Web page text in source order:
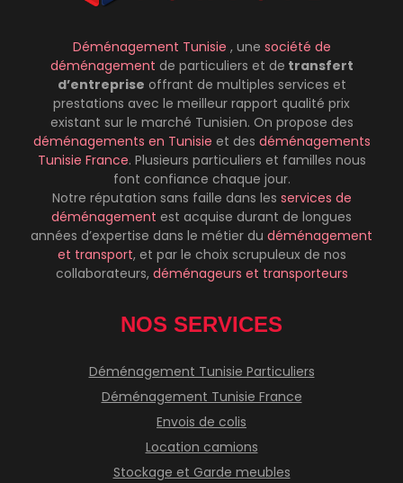
Déménagement Tunisie , une société de
déménagement de particuliers et de transfert
d’entreprise offrant de multiples services et
prestations avec le meilleur rapport qualité prix
existant sur le marché Tunisien. On propose des
déménagements en Tunisie et des déménagements
Tunisie France. Plusieurs particuliers et familles nous
font confiance chaque jour.
Notre réputation sans faille dans les services de
déménagement est acquise durant de longues
années d’expertise dans le métier du déménagement
et transport, et par le choix scrupuleux de nos
collaborateurs, déménageurs et transporteurs
NOS SERVICES
Déménagement Tunisie Particuliers
Déménagement Tunisie France
Envois de colis
Location camions
Stockage et Garde meubles